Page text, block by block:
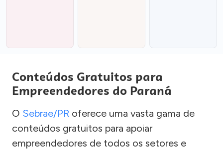
Conteúdos Gratuitos para
Empreendedores do Paraná
O Sebrae/PR oferece uma vasta gama de
conteúdos gratuitos para apoiar
empreendedores de todos os setores e